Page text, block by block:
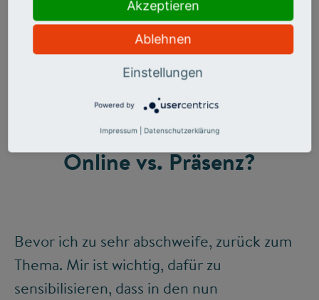
Online vs. Präsenz?
Bevor ich zu sehr abschweife, zurück zum
Thema. Mir ist wichtig, dafür zu
sensibilisieren, dass in den nun
Akzeptieren
Ablehnen
Einstellungen
Powered by
Impressum Datenschutzerklärung